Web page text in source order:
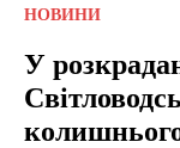
НОВИНИ
У